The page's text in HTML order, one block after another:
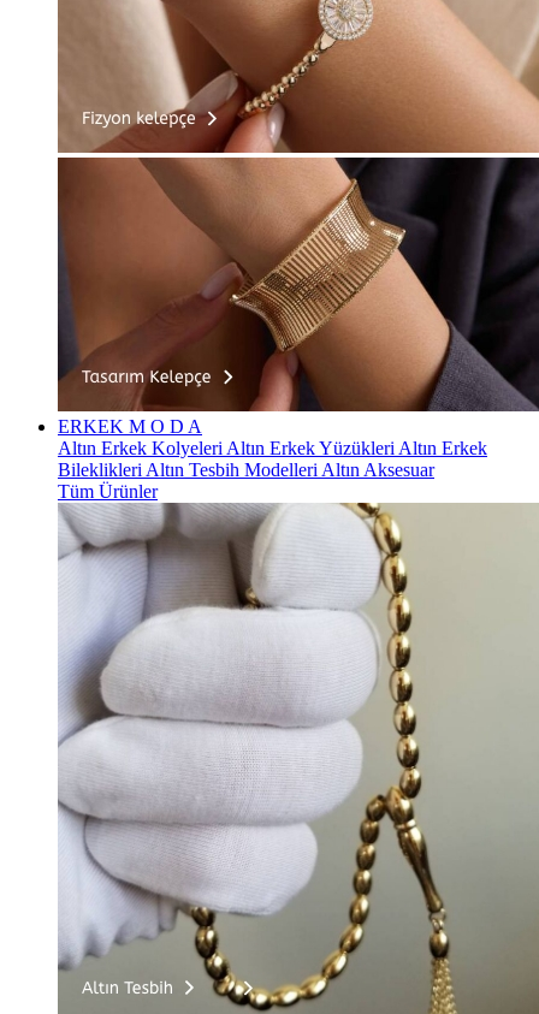
ERKEK M O D A
Altın Erkek Kolyeleri Altın Erkek Yüzükleri Altın Erkek
Bileklikleri Altın Tesbih Modelleri Altın Aksesuar
Tüm Ürünler